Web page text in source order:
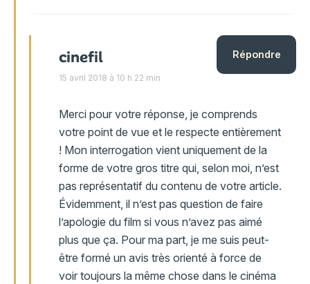
cinefil
15 avril 2018 à 10 h 22 min
Merci pour votre réponse, je comprends
votre point de vue et le respecte entièrement
! Mon interrogation vient uniquement de la
forme de votre gros titre qui, selon moi, n’est
pas représentatif du contenu de votre article.
Évidemment, il n’est pas question de faire
l’apologie du film si vous n’avez pas aimé
plus que ça. Pour ma part, je me suis peut-
être formé un avis très orienté à force de
voir toujours la même chose dans le cinéma
Répondre